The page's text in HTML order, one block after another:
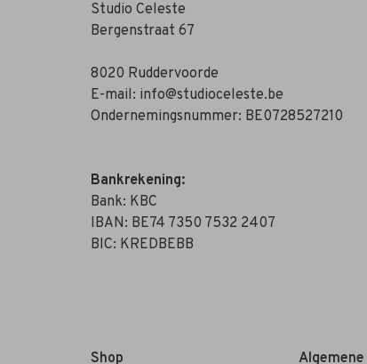
Studio Celeste
Bergenstraat 67
8020 Ruddervoorde
E-mail: info@studioceleste.be
Ondernemingsnummer: BE0728527210
Bankrekening:
Bank: KBC
IBAN: BE74 7350 7532 2407
BIC: KREDBEBB
Shop